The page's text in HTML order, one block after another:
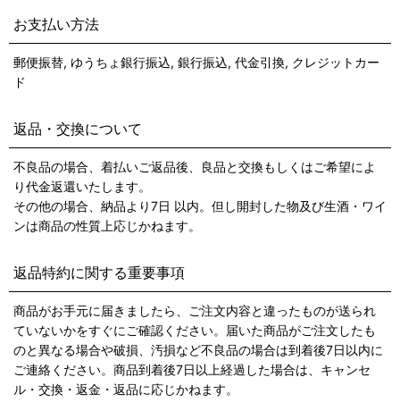
お支払い方法
郵便振替, ゆうちょ銀行振込, 銀行振込, 代金引換, クレジットカー
ド
返品・交換について
不良品の場合、着払いご返品後、良品と交換もしくはご希望によ
り代金返還いたします。
その他の場合、納品より7日 以内。但し開封した物及び生酒・ワイ
ンは商品の性質上応じかねます。
返品特約に関する重要事項
商品がお手元に届きましたら、ご注文内容と違ったものが送られ
ていないかをすぐにご確認ください。届いた商品がご注文したも
のと異なる場合や破損、汚損など不良品の場合は到着後7日以内に
ご連絡ください。商品到着後7日以上経過した場合は、キャンセ
ル・交換・返金・返品に応じかねます。